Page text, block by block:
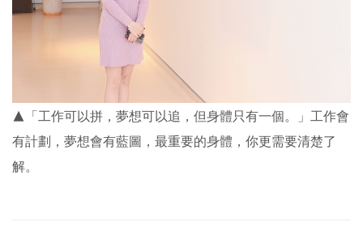
▲「工作可以拼，夢想可以追，但身體只有一個。」工作會
有計劃，夢想會有藍圖，最重要的身體，你更需要清楚了
解。